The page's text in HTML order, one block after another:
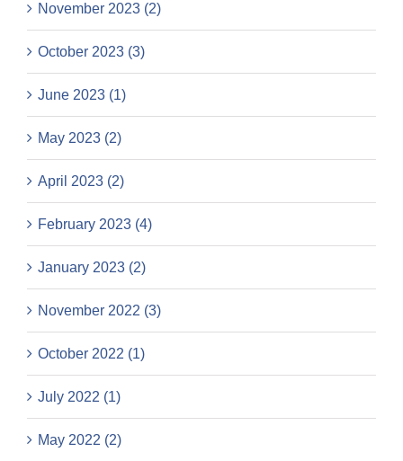
November 2023 (2)
October 2023 (3)
June 2023 (1)
May 2023 (2)
April 2023 (2)
February 2023 (4)
January 2023 (2)
November 2022 (3)
October 2022 (1)
July 2022 (1)
May 2022 (2)